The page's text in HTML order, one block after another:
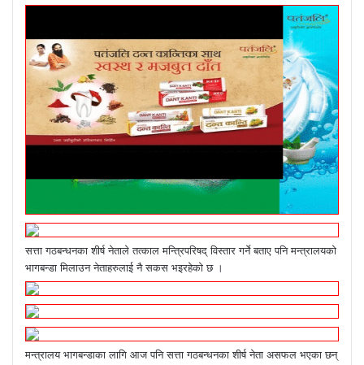
सत्ता गठबन्धनका शीर्ष नेताले तत्काल मन्त्रिपरिषद् विस्तार गर्ने बताए पनि मन्त्रालयको
भागबन्डा मिलाउन नेताहरुलाई नै सकस भइरहेको छ ।
मन्त्रालय भागबन्डाका लागि आज पनि सत्ता गठबन्धनका शीर्ष नेता असफल भएका छन्